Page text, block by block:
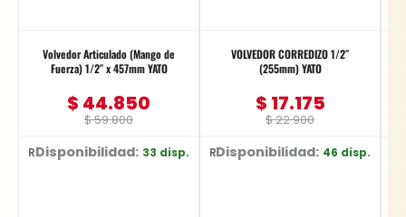
Volvedor Articulado (Mango de
Fuerza) 1/2″ x 457mm YATO
$59.800
$ 44.850
Ref: YT-1242
Disponibilidad: 33 disp.
VOLVEDOR CORREDIZO 1/2″
(255mm) YATO
$22.900
$ 17.175
Ref: YT-1243
Disponibilidad: 46 disp.